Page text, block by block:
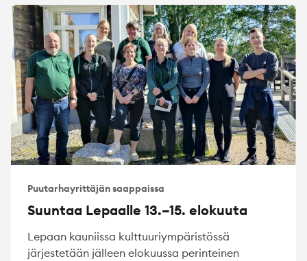
Puutarhayrittäjän saappaissa
Suuntaa Lepaalle 13.–15. elokuuta
Lepaan kauniissa kulttuuriympäristössä
järjestetään jälleen elokuussa perinteinen